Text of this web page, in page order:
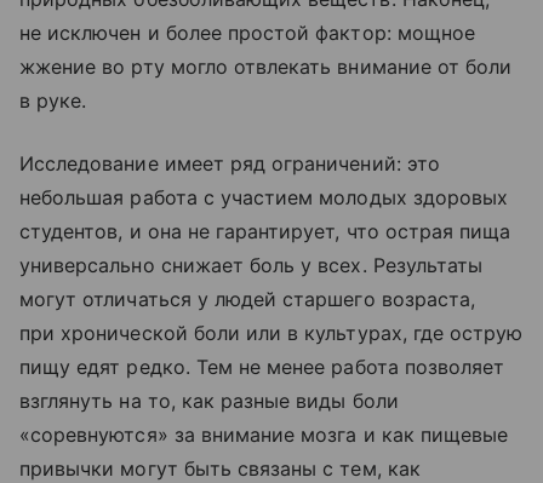
не исключен и более простой фактор: мощное
жжение во рту могло отвлекать внимание от боли
в руке.
Исследование имеет ряд ограничений: это
небольшая работа с участием молодых здоровых
студентов, и она не гарантирует, что острая пища
универсально снижает боль у всех. Результаты
могут отличаться у людей старшего возраста,
при хронической боли или в культурах, где острую
пищу едят редко. Тем не менее работа позволяет
взглянуть на то, как разные виды боли
«соревнуются» за внимание мозга и как пищевые
привычки могут быть связаны с тем, как